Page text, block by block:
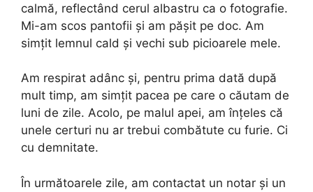
calmă, reflectând cerul albastru ca o fotografie.
Mi-am scos pantofii și am pășit pe doc. Am
simțit lemnul cald și vechi sub picioarele mele.
Am respirat adânc și, pentru prima dată după
mult timp, am simțit pacea pe care o căutam de
luni de zile. Acolo, pe malul apei, am înțeles că
unele certuri nu ar trebui combătute cu furie. Ci
cu demnitate.
În următoarele zile, am contactat un notar și un